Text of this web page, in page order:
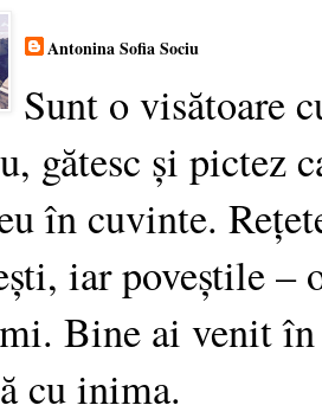
Antonina Sofia Sociu
Sunt o visătoare
gătesc și pictez
în cuvinte.
iar poveștile –
Bine ai venit
cu inima.